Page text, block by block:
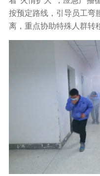
按预定路线，引导员工弯
离，重点协助特殊人群转